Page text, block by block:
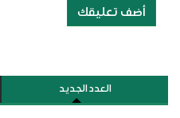
أضف تعليقك
العدد الجديد